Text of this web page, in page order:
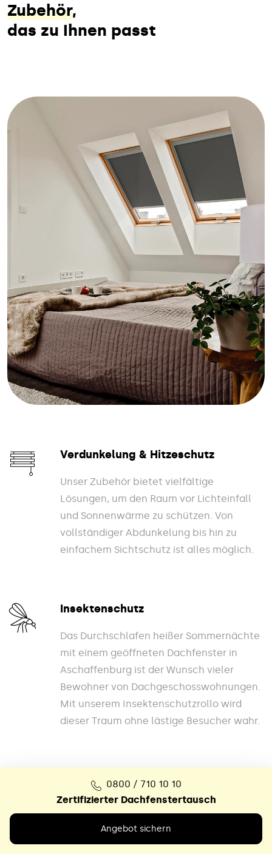
Zubehör,
das zu Ihnen passt
Verdunkelung & Hitzeschutz
Unser Zubehör bietet vielfältige
Lösungen, um den Raum vor Lichteinfall
und Sonnenwärme zu schützen. Von
vollständiger Abdunkelung bis hin zu
einfachem Sichtschutz ist alles möglich.
Insektenschutz
Das Durchschlafen heißer Sommernächte
mit einem geöffneten Dachfenster in
Aschaffenburg ist der Wunsch vieler
Bewohner von Dachgeschosswohnungen.
Mit unserem Insektenschutzrollo wird
dieser Traum ohne lästige Besucher wahr.
Bedienung
Wir haben eine Vielzahl von
Antriebslösungen für unterschiedliche
0800 / 710 10 10
Zertifizierter Dachfenstertausch
Angebot sichern